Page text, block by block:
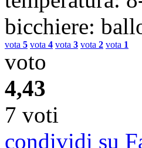
bicchiere:
vota 5 vota 4 vota 3 vota 2 vota 1
voto
4,43
7 voti
condividi su